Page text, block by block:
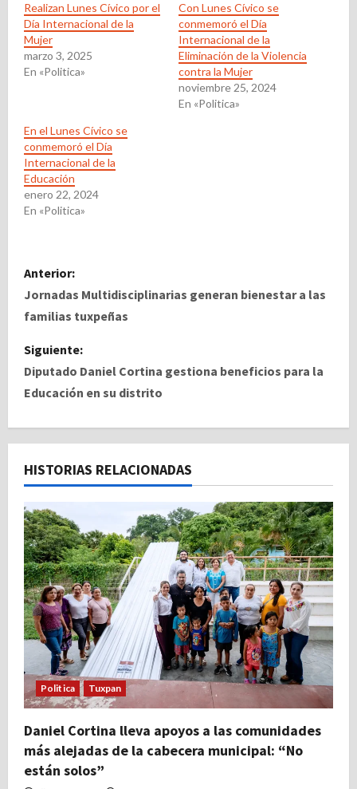
Realizan Lunes Cívico por el
Día Internacional de la
Mujer
marzo 3, 2025
En «Politica»
Con Lunes Cívico se
conmemoró el Día
Internacional de la
Eliminación de la Violencia
contra la Mujer
noviembre 25, 2024
En «Politica»
En el Lunes Cívico se
conmemoró el Día
Internacional de la
Educación
enero 22, 2024
En «Politica»
N
a
e
g
a
c
i
ó
n
d
e
e
n
t
r
Anterior:
Jornadas Multidisciplinarias generan bienestar a las
familias tuxpeñas
Siguiente:
Diputado Daniel Cortina gestiona beneficios para la
Educación en su distrito
HISTORIAS RELACIONADAS
Politica Tuxpan
Daniel Cortina lleva apoyos a las comunidades
más alejadas de la cabecera municipal: “No
están solos”